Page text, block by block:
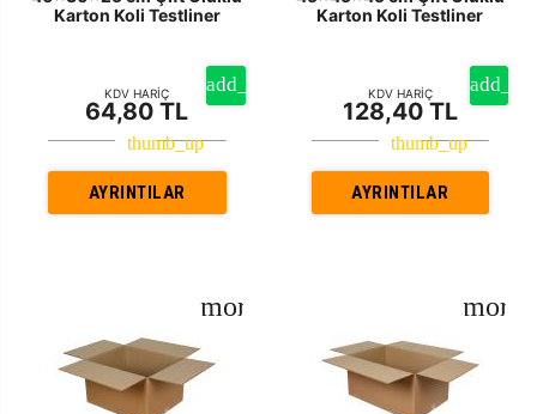
Karton Koli Testliner
KDV HARİÇ
64,80 TL
AYRINTILAR
Karton Koli Testliner
KDV HARİÇ
128,40 TL
AYRINTILAR